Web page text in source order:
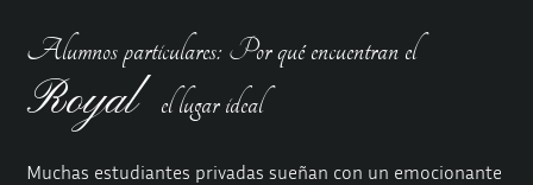
Alumnos particulares: Por qué encuentran el
Royal el lugar ideal
Muchas estudiantes privadas sueñan con un emocionante